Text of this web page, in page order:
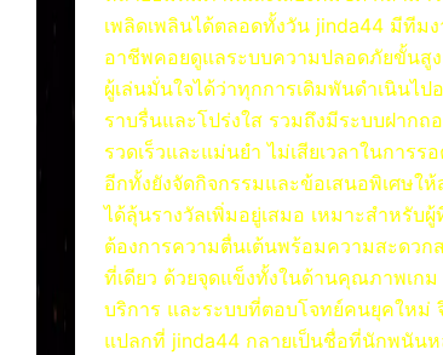
เพลิดเพลินได้ตลอดทั้งวัน jinda44 มีทีม
อาชีพคอยดูแลระบบความปลอดภัยขั้นสูง
ผู้เล่นมั่นใจได้ว่าทุกการเดิมพันดำเนินไป
ราบรื่นและโปร่งใส รวมถึงมีระบบฝากถ
รวดเร็วและแม่นยำ ไม่เสียเวลาในการร
อีกทั้งยังจัดกิจกรรมและข้อเสนอพิเศษใ
ได้ลุ้นรางวัลเพิ่มอยู่เสมอ เหมาะสำหรับผู้
ต้องการความตื่นเต้นพร้อมความสะดวก
ที่เดียว ด้วยจุดแข็งทั้งในด้านคุณภาพเกม
บริการ และระบบที่ตอบโจทย์คนยุคใหม่
แปลกที่ jinda44 กลายเป็นชื่อที่นักพนัน